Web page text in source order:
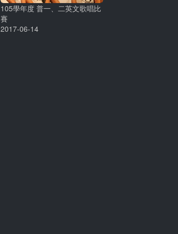
105學年度 普一、二英文歌唱比
賽
2017-06-14